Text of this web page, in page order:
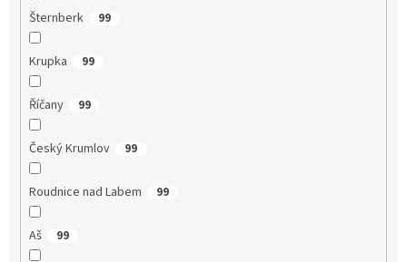
Šternberk 99
Krupka 99
Říčany 99
Český Krumlov 99
Roudnice nad Labem 99
Aš 99